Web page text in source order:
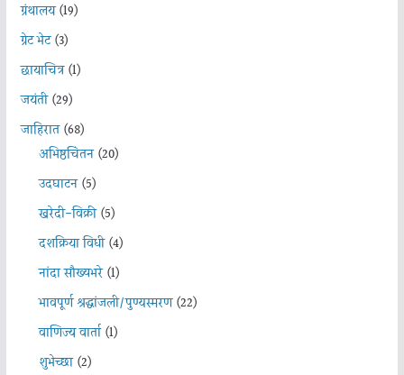
ग्रंथालय(19)
ग्रेट भेट(3)
छायाचित्र(1)
जयंती(29)
जाहिरात(68)
अभिष्ठचिंतन(20)
उदघाटन(5)
खरेदी-विक्री(5)
दशक्रिया विधी(4)
नांदा सौख्यभरे(1)
भावपूर्ण श्रद्धांजली/पुण्यस्मरण(22)
वाणिज्य वार्ता(1)
शुभेच्छा(2)